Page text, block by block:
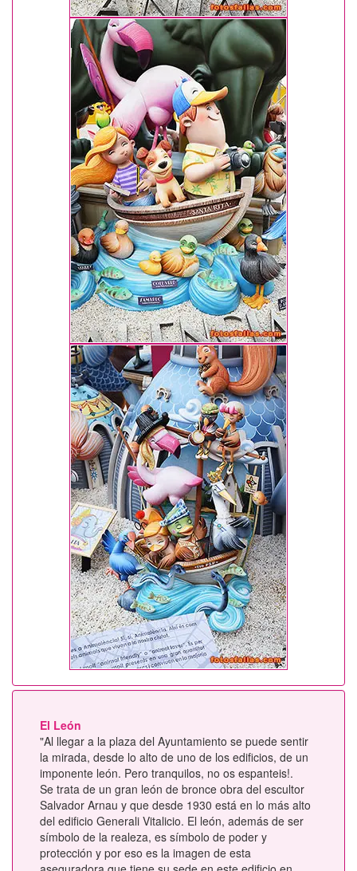
El León
"Al llegar a la plaza del Ayuntamiento se puede sentir
la mirada, desde lo alto de uno de los edificios, de un
imponente león. Pero tranquilos, no os espanteis!.
Se trata de un gran león de bronce obra del escultor
Salvador Arnau y que desde 1930 está en lo más alto
del edificio Generali Vitalicio. El león, además de ser
símbolo de la realeza, es símbolo de poder y
protección y por eso es la imagen de esta